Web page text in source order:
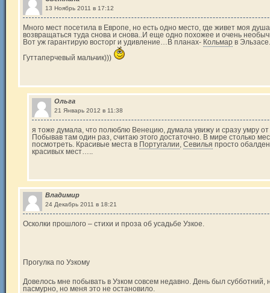
13 Ноябрь 2011 в 17:12
Много мест посетила в Европе, но есть одно место, где живет моя
возвращаться туда снова и снова..И еще одно похожее и очень
Вот уж гарантирую восторг и удивление…В планах- Кольмар в
Гуттаперчевый мальчик)))
Ольга
21 Январь 2012 в 11:38
я тоже думала, что полюблю Венецию, думала увижу и сразу умру от
Побывав там один раз, считаю этого достаточно. В мире столько
посмотреть. Красивые места в Португалии, Севилья просто
красивых мест…..
Владимир
24 Декабрь 2011 в 18:21
Осколки прошлого – стихи и проза об усадьбе Узкое.
Прогулка по Узкому
Довелось мне побывать в Узком совсем недавно. День был
пасмурно, но меня это не остановило.